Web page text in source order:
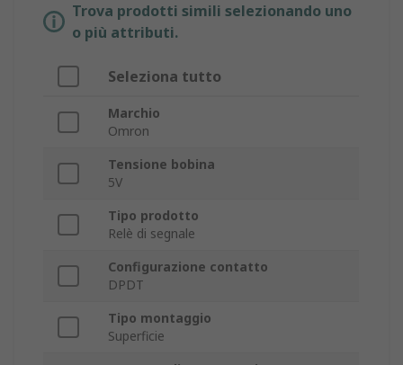
Trova prodotti simili selezionando uno
o più attributi.
Seleziona tutto
Marchio
Omron
Tensione bobina
5V
Tipo prodotto
Relè di segnale
Configurazione contatto
DPDT
Tipo montaggio
Superficie